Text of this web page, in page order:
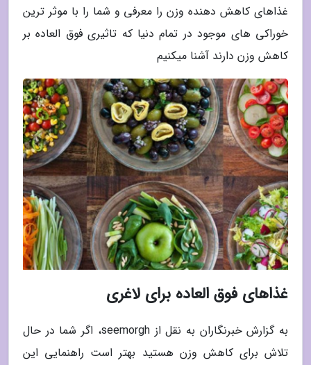
غذاهای کاهش دهنده وزن را معرفی و شما را با موثر ترین
خوراکی های موجود در تمام دنیا که تاثیری فوق العاده بر
کاهش وزن دارند آشنا میکنیم
غذاهای فوق العاده برای لاغری
به گزارش خبرنگاران به نقل از seemorgh، اگر شما در حال
تلاش برای کاهش وزن هستید بهتر است راهنمایی این